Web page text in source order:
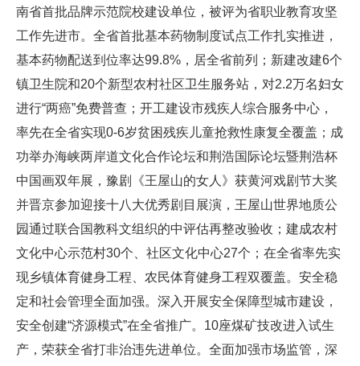
南省首批品牌示范院校建设单位，被评为省职业教育攻坚
工作先进市。全省首批基本药物制度试点工作扎实推进，
基本药物配送到位率达99.8%，居全省前列；新建改建6个
镇卫生院和20个新型农村社区卫生服务站，对2.2万名妇女
进行“两癌”免费普查；开工建设市残疾人综合服务中心，
率先在全省实现0-6岁贫困残疾儿童抢救性康复全覆盖；成
功举办海峡两岸道文化合作论坛和荆浩国际论坛暨荆浩杯
中国画双年展，豫剧《王屋山的女人》获黄河戏剧节大奖
并晋京参加迎接十八大优秀剧目展演，王屋山世界地质公
园通过联合国教科文组织的中评估再整改验收；建成农村
文化中心示范村30个、社区文化中心27个；在全省率先实
现乡镇体育健身工程、农民体育健身工程双覆盖。安全稳
定和社会管理全面加强。深入开展安全保障型城市建设，
安全创建“济源模式”在全省推广。10座煤矿技改进入试生
产，荣获全省打非治违先进单位。全面加强市场监管，深